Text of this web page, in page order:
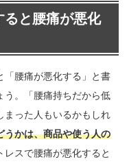
ると腰痛が悪化
「腰痛が悪化する」と書
う。「腰痛持ちだから低
まった人もいるかもしれ
うかは、商品や使う人の
レスで腰痛が悪化すると